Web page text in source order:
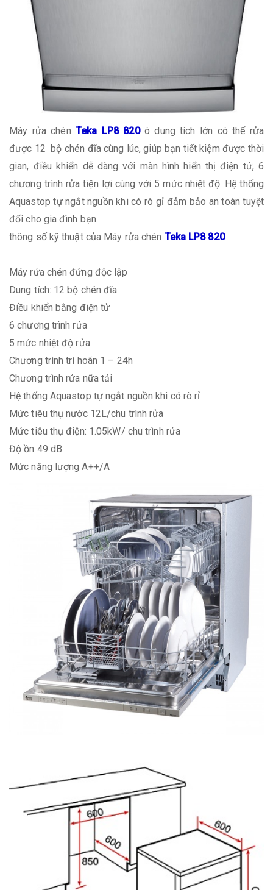
Máy rửa chén Teka LP8 820ó dung tích lớn có thể rửa
được 12 bộ chén đĩa cùng lúc, giúp bạn tiết kiệm được thời
gian, điều khiển dễ dàng với màn hình hiển thị điện tử, 6
chương trình rửa tiện lợi cùng với 5 mức nhiệt độ. Hệ thống
Aquastop tự ngắt nguồn khi có rò gỉ đảm bảo an toàn tuyệt
đối cho gia đình bạn.
thông số kỹ thuật của Máy rửa chén Teka LP8 820
Máy rửa chén đứng độc lập
Dung tích: 12 bộ chén đĩa
Điều khiển bằng điện tử
6 chương trình rửa
5 mức nhiệt độ rửa
Chương trình trì hoãn 1 – 24h
Chương trình rửa nữa tải
Hệ thống Aquastop tự ngắt nguồn khi có rò rỉ
Mức tiêu thụ nước 12L/chu trình rửa
Mức tiêu thụ điện: 1.05kW/ chu trình rửa
Độ ồn 49 dB
Mức năng lượng A++/A